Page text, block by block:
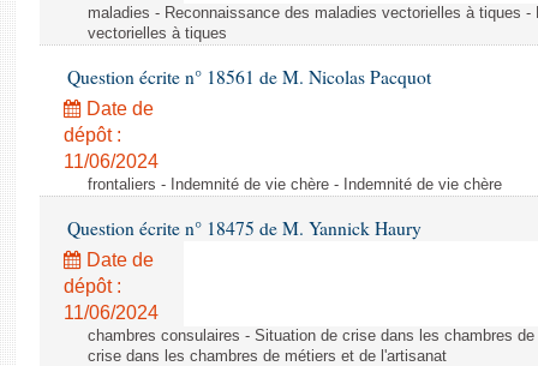
maladies - Reconnaissance des maladies vectorielles à tiques
vectorielles à tiques
Question écrite n° 18561 de M. Nicolas Pacquot
Date de
dépôt :
11/06/2024
frontaliers - Indemnité de vie chère - Indemnité de vie chère
Question écrite n° 18475 de M. Yannick Haury
Date de
dépôt :
11/06/2024
chambres consulaires - Situation de crise dans les chambres
crise dans les chambres de métiers et de l'artisanat